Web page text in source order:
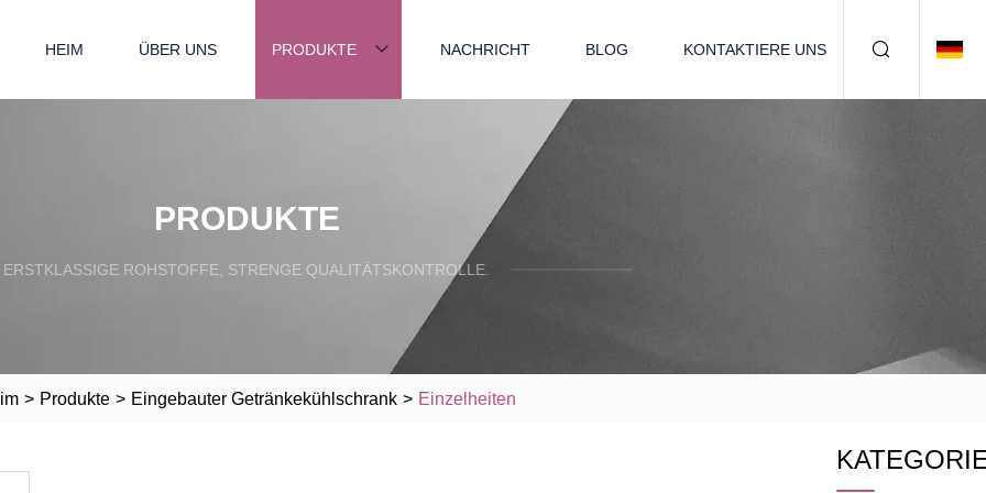
HEIM ÜBER UNS PRODUKTE NACHRICHT BLOG KONTAKTIERE UNS
PRODUKTE
ERSTKLASSIGE ROHSTOFFE, STRENGE QUALITÄTSKONTROLLE.
> Produkte > Eingebauter Getränkekühlschrank > Einzelheiten